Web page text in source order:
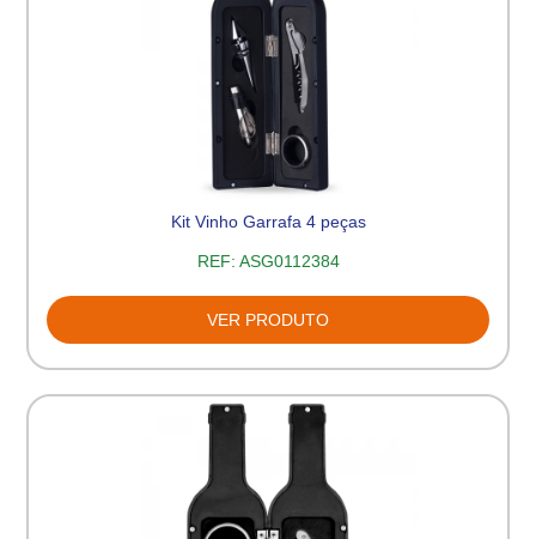
Kit Vinho Garrafa 4 peças
REF: ASG0112384
VER PRODUTO